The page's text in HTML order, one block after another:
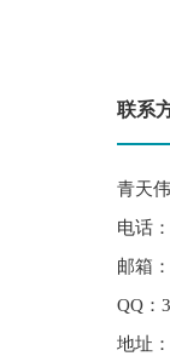
联系
青天
电话
邮箱
QQ：
地址